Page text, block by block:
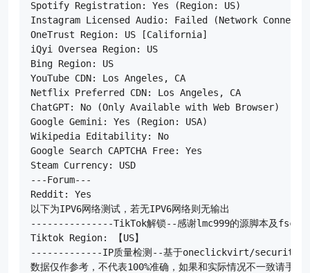
Spotify Registration: Yes (Region: US)
Instagram Licensed Audio: Failed (Network
OneTrust Region: US [California]
iQyi Oversea Region: US
Bing Region: US
YouTube CDN: Los Angeles, CA
Netflix Preferred CDN: Los Angeles, CA
ChatGPT: No (Only Available with Web Browser)
Google Gemini: Yes (Region: USA)
Wikipedia Editability: No
Google Search CAPTCHA Free: Yes
Steam Currency: USD
---Forum---
Reddit: Yes
以下为IPV6网络测试，若无IPV6网络则无输出
---------------TikTok解锁--感谢lmc999的源脚本及
Tiktok Region: 【US】
-------------IP质量检测--基于oneclickvirt/
数据仅作参考，不代表100%准确，如果和实际情况不一致请手动